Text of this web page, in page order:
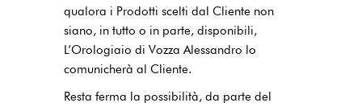
qualora i Prodotti scelti dal Cliente non
siano, in tutto o in parte, disponibili,
L’Orologiaio di Vozza Alessandro lo
comunicherà al Cliente.
Resta ferma la possibilità, da parte del